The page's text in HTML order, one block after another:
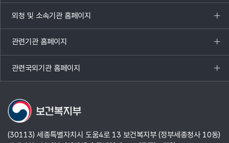
열기
외청 및 소속기관 홈페이지
목록
열기
관련기관 홈페이지
목록
열기
관련국외기관 홈페이지
목록
열기
(30113) 세종특별자치시 도움4로 13 보건복지부 (정부세종청사 10동)